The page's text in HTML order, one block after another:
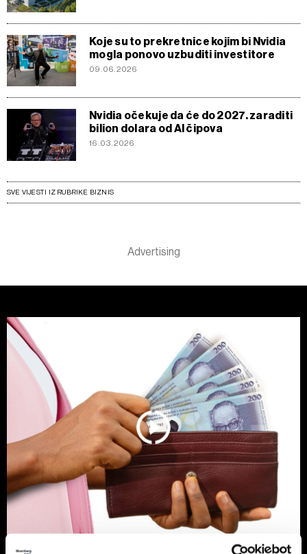
Koje su to prekretnice kojim bi Nvidia
mogla ponovo uzbuditi investitore
09.06.2026
Nvidia očekuje da će do 2027. zaraditi
bilion dolara od AI čipova
16.03.2026
SVE VIJESTI IZ RUBRIKE BIZNIS